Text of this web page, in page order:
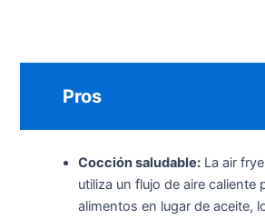
Pros
Cocción saludable:La air
utiliza un flujo de aire caliente
alimentos en lugar de aceite,